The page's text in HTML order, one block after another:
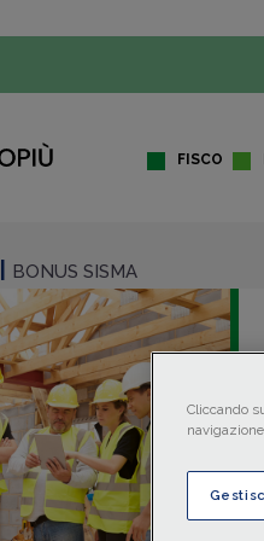
FISCO
BONUS SISMA
Cliccando